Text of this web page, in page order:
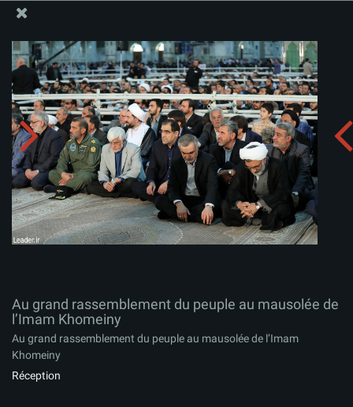
Au grand rassemblement du peuple au mausolée de
l’Imam Khomeiny
Télécharger l'album:
Au grand rassemblement du peuple au mausolée de
l’Imam Khomeiny
Au grand rassemblement du peuple au mausolée de l’Imam
Khomeiny
Réception